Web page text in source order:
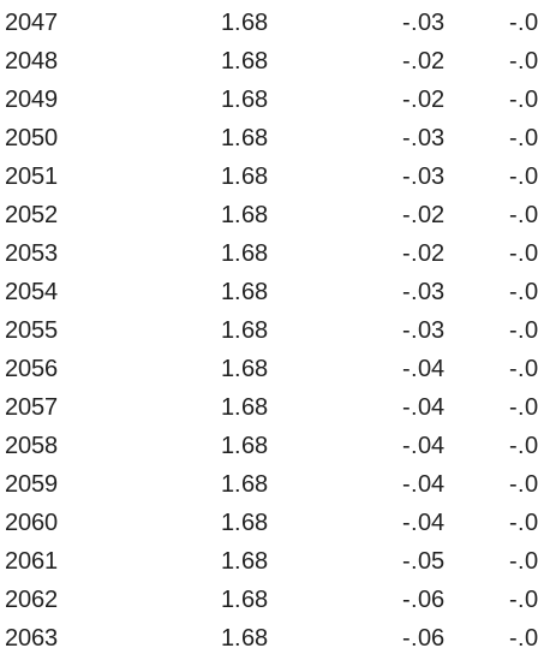
2047 1.68 -.03
-
2048
1.68 -.02
-
2049
1.68 -.02
-
2050
1.68 -.03
-
2051
1.68 -.03
-
2052
1.68 -.02
-
2053
1.68 -.02
-
2054
1.68 -.03
-
2055
1.68 -.03
-
2056
1.68 -.04
-
2057
1.68 -.04
-
2058
1.68 -.04
-
2059
1.68 -.04
-
2060
1.68 -.04
-
2061
1.68 -.05
-
2062
1.68 -.06
-
2063
1.68 -.06
-